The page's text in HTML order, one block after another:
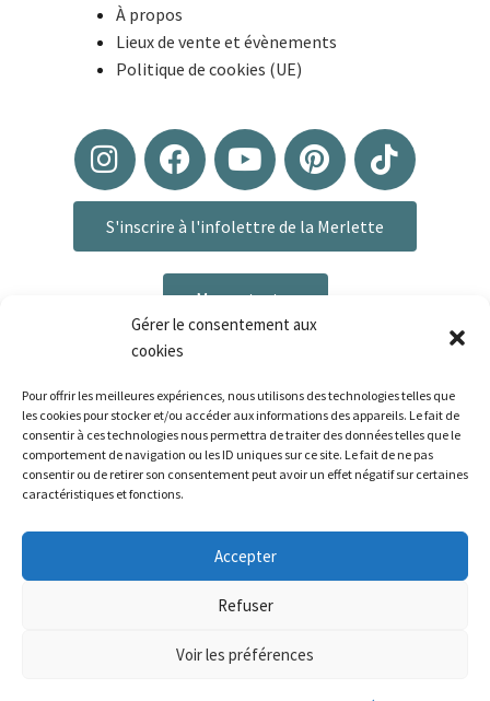
Gérer le consentement aux
cookies
Pour offrir les meilleures expériences, nous utilisons des technologies telles que
les cookies pour stocker et/ou accéder aux informations des appareils. Le fait de
consentir à ces technologies nous permettra de traiter des données telles que le
comportement de navigation ou les ID uniques sur ce site. Le fait de ne pas
consentir ou de retirer son consentement peut avoir un effet négatif sur certaines
caractéristiques et fonctions.
Accepter
Refuser
Voir les préférences
Bonjour ! Le délai de préparation de vos commandes
est de 3 à 6 jours ouvrés. La livraison est disponible via La
Poste, ou Mondial Relay pour les pays concernés.
À propos
Lieux de vente et évènements
Politique de cookies (UE)
S'inscrire à l'infolettre de la Merlette
Me contacter
Plan du site|Mentions légales
CGV
La Palette de la Merlette - 2026 | Réalisé par La Palette de la